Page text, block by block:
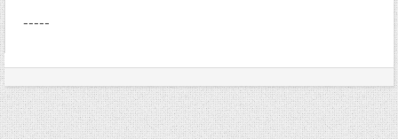
-----